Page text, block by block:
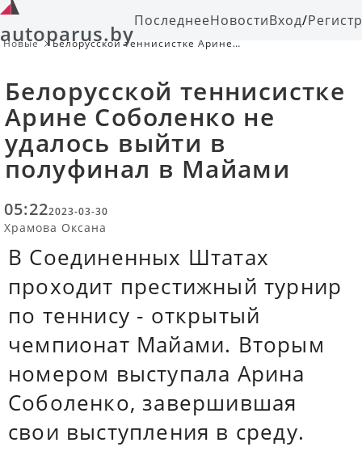
autoparus.byПоследнееНовостиВход/
Новые
Белорусской теннисистке Арине
Белорусской теннисистке
Арине Соболенко не
удалось выйти в
полуфинал в Майами
05:222023-03-30
Храмова Оксана
В Соединенных Штатах
проходит престижный турнир
по теннису - открытый
чемпионат Майами. Вторым
номером выступала Арина
Соболенко, завершившая
свои выступления в среду.